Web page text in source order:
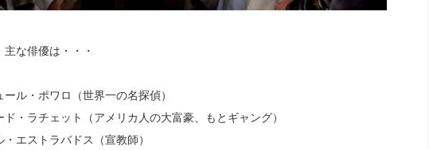
な俳優は・・・
・ポワロ（世界一の名探偵）
ラチェット（アメリカ人の大富豪、もとギャング）
ストラバドス（宣教師）